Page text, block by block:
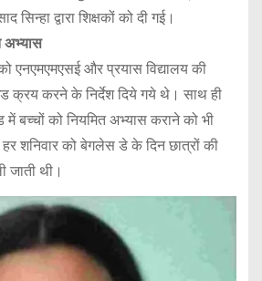
सिन्हा द्वारा शिक्षकों को दी गई।
अभ्यास
एनएमएमएसई और प्रयास विद्यालय की
क्रय करने के निर्देश दिये गये थे। साथ ही
बच्चों को नियमित अभ्यास कराने को भी
हर शनिवार को बेगलेस डे के दिन छात्रों की
जाती थी।